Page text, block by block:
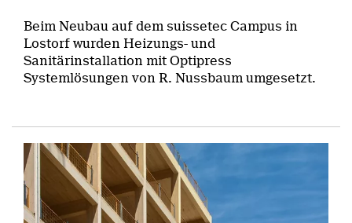
Beim Neubau auf dem suissetec Campus in
Lostorf wurden Heizungs- und
Sanitärinstallation mit Optipress
Systemlösungen von R. Nussbaum umgesetzt.